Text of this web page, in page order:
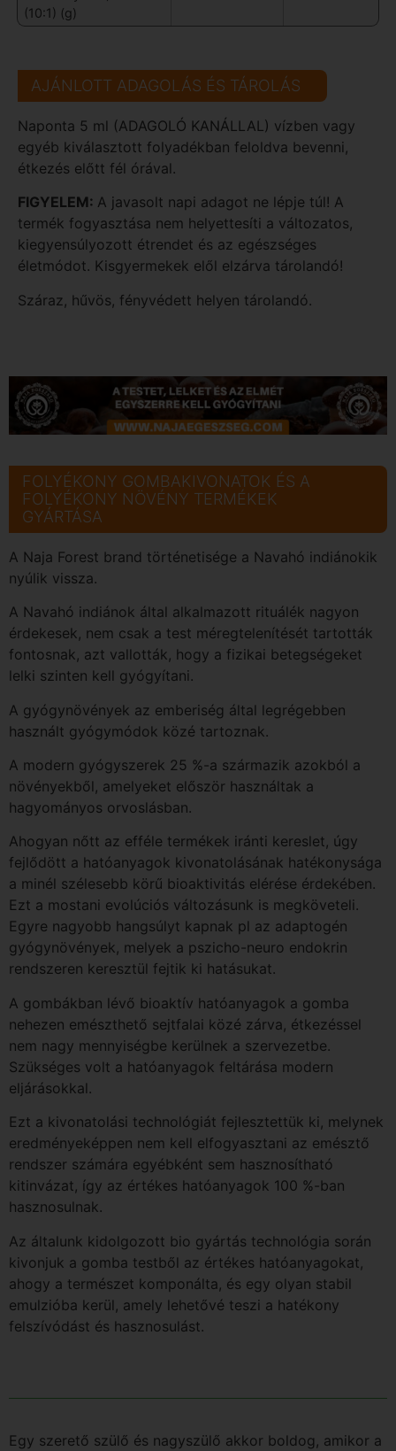
(10:1) (g)
AJÁNLOTT ADAGOLÁS ÉS TÁROLÁS
Naponta 5 ml (ADAGOLÓ KANÁLLAL) vízben vagy
egyéb kiválasztott folyadékban feloldva bevenni,
étkezés előtt fél órával.
FIGYELEM: A javasolt napi adagot ne lépje túl! A
termék fogyasztása nem helyettesíti a változatos,
kiegyensúlyozott étrendet és az egészséges
életmódot. Kisgyermekek elől elzárva tárolandó!
Száraz, hűvös, fényvédett helyen tárolandó.
FOLYÉKONY GOMBAKIVONATOK ÉS A
FOLYÉKONY NÖVÉNY TERMÉKEK
GYÁRTÁSA
A Naja Forest brand történetisége a Navahó indiánokik
nyúlik vissza.
A Navahó indiánok által alkalmazott rituálék nagyon
érdekesek, nem csak a test méregtelenítését tartották
fontosnak, azt vallották, hogy a fizikai betegségeket
lelki szinten kell gyógyítani.
A gyógynövények az emberiség által legrégebben
használt gyógymódok közé tartoznak.
A modern gyógyszerek 25 %-a származik azokból a
növényekből, amelyeket először használtak a
hagyományos orvoslásban.
Ahogyan nőtt az efféle termékek iránti kereslet, úgy
fejlődött a hatóanyagok kivonatolásának hatékonysága
a minél szélesebb körű bioaktivitás elérése érdekében.
Ezt a mostani evolúciós változásunk is megköveteli.
Egyre nagyobb hangsúlyt kapnak pl az adaptogén
gyógynövények, melyek a pszicho-neuro endokrin
rendszeren keresztül fejtik ki hatásukat.
A gombákban lévő bioaktív hatóanyagok a gomba
nehezen emészthető sejtfalai közé zárva, étkezéssel
nem nagy mennyiségbe kerülnek a szervezetbe.
Szükséges volt a hatóanyagok feltárása modern
eljárásokkal.
Ezt a kivonatolási technológiát fejlesztettük ki, melynek
eredményeképpen nem kell elfogyasztani az emésztő
rendszer számára egyébként sem hasznosítható
kitinvázat, így az értékes hatóanyagok 100 %-ban
hasznosulnak.
Az általunk kidolgozott bio gyártás technológia során
kivonjuk a gomba testből az értékes hatóanyagokat,
ahogy a természet komponálta, és egy olyan stabil
emulzióba kerül, amely lehetővé teszi a hatékony
felszívódást és hasznosulást.
Egy szerető szülő és nagyszülő akkor boldog, amikor a